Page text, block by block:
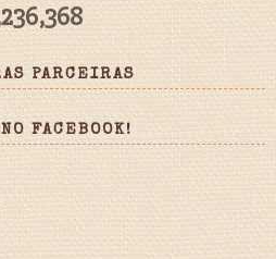
PARCEIRAS
FACEBOOK!